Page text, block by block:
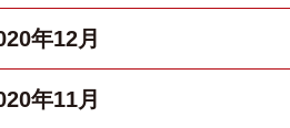
年12月
年11月